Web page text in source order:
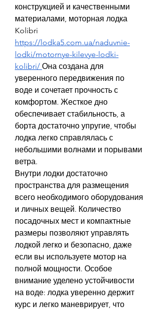
конструкцией и качественными
материалами, моторная лодка
https://lodka5.com.ua/naduvnie-
lodki/motornye-kilevye-lodki-
kolibri/ Она создана для
уверенного передвижения по
воде и сочетает прочность с
комфортом. Жесткое дно
обеспечивает стабильность, а
борта достаточно упругие, чтобы
лодка легко справлялась с
небольшими волнами и порывами
ветра.
Внутри лодки достаточно
пространства для размещения
всего необходимого оборудования
и личных вещей. Количество
посадочных мест и компактные
размеры позволяют управлять
лодкой легко и безопасно, даже
если вы используете мотор на
полной мощности. Особое
внимание уделено устойчивости
на воде: лодка уверенно держит
курс и легко маневрирует, что